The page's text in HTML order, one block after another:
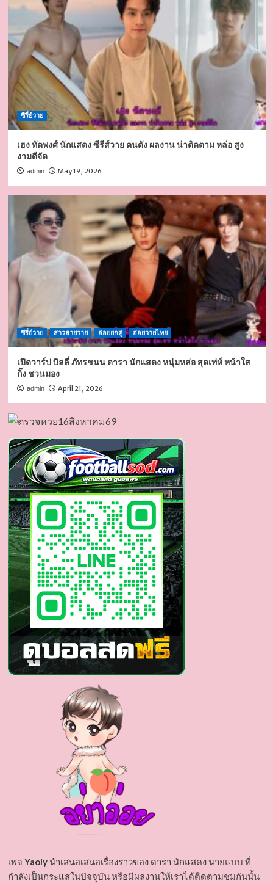
ซีรี่ย์วาย
เฮง ทัตพงศ์ นักแสดง ซีรีส์วาย คนดัง ผลงาน น่าติดตาม หล่อ สูง
งามดีจัด
admin May 19, 2026
ซีรี่ย์วาย สาวสายวาย อ่อยยกคู่ อ่อยวายไทย
เปิดวาร์ป บิลลี่ ภัทรชนน ดารา นักแสดง หนุ่มหล่อ สุดเท่ห์ หน้าใส
กิ๊ง ชวนมอง
admin April 21, 2026
เพจ Yaoiyนำเสนอเสนอเรื่องราวของ ดารา นักแสดง นายแบบ ที่
กำลังเป็นกระแสในปัจจุบัน หรือมีผลงานให้เราได้ติดตามชมกันนั้น